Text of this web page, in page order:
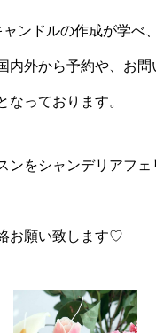
ンドルの作成が学べ
内外から予約や、お
っております。
ンをシャンデリアフ
お願い致します♡